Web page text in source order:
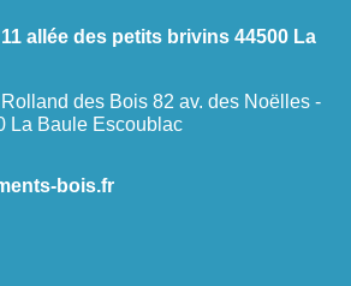
11 allée des petits brivins 44500 La
Rolland des Bois 82 av. des Noëlles -
La Baule Escoublac
bois.fr